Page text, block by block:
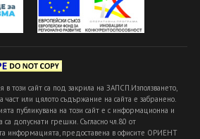
в този сайт са под закрила на ЗАПСП.Използването,
част или цялото съдържание на сайта е забранено.
публикувана на този сайт е с информационна и
допуснати грешки. Съгласно чл.80 от
информацията, предоставена в офисите ОРИЕНТ